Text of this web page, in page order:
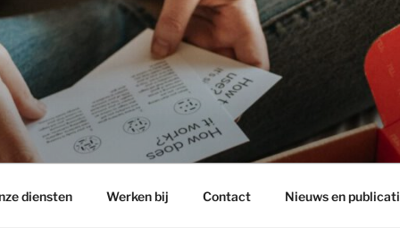
diensten Werken bij Contact Nieuws en